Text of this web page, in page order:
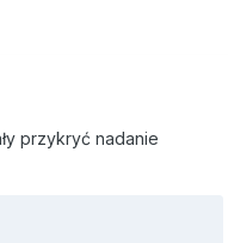
przykryć nadanie